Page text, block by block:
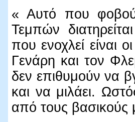
« Αυτό που
Τεμπών
που ενοχλεί είναι
Γενάρη και τον
δεν επιθυμούν να
και να μιλάει.
από τους βασικούς